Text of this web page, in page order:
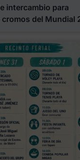
intercambio para
del Mundial